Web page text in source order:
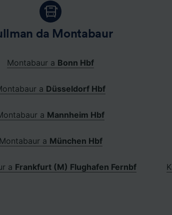
da Montabaur
Montabaur a Bonn Hbf
a Düsseldorf Hbf
a Mannheim Hbf
Montabaur a München Hbf
a Frankfurt (M) Flughafen Fernbf